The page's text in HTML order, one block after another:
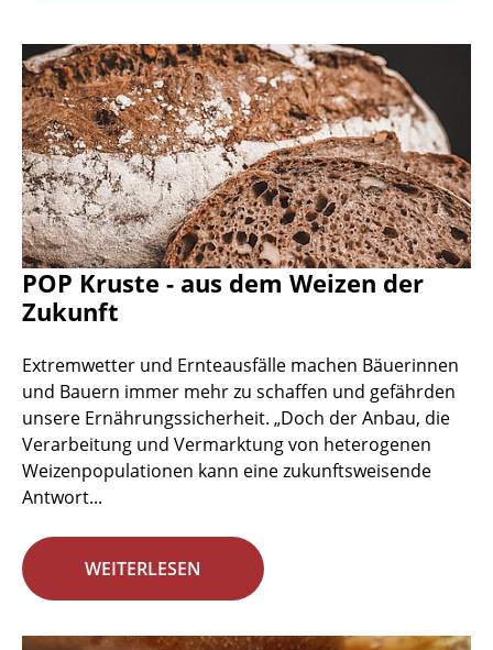
POP Kruste - aus dem Weizen der
Zukunft
Extremwetter und Ernteausfälle machen Bäuerinnen
und Bauern immer mehr zu schaffen und gefährden
unsere Ernährungssicherheit. „Doch der Anbau, die
Verarbeitung und Vermarktung von heterogenen
Weizenpopulationen kann eine zukunftsweisende
Antwort...
WEITERLESEN